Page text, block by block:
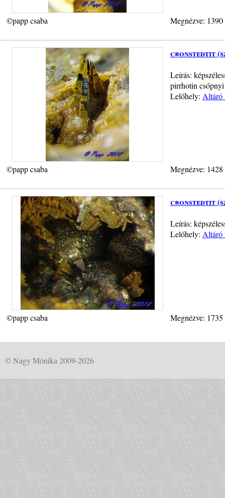
©papp csaba Megnézve:
cronstedtit
Leírás:
pirrhotin
Lelőhely: Altáró
©papp csaba Megnézve:
cronstedtit
Leírás:
Lelőhely: Altáró
©papp csaba Megnézve:
© Nagy Mónika 2009-2026